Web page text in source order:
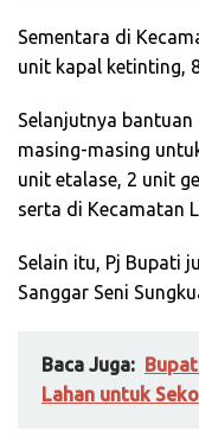
Sementara di
unit kapal ketinting,
Selanjutnya
masing-masing
unit etalase, 2 unit
serta di Kecamatan
Selain itu, Pj Bupati
Sanggar Seni
Baca Juga:
Lahan untuk